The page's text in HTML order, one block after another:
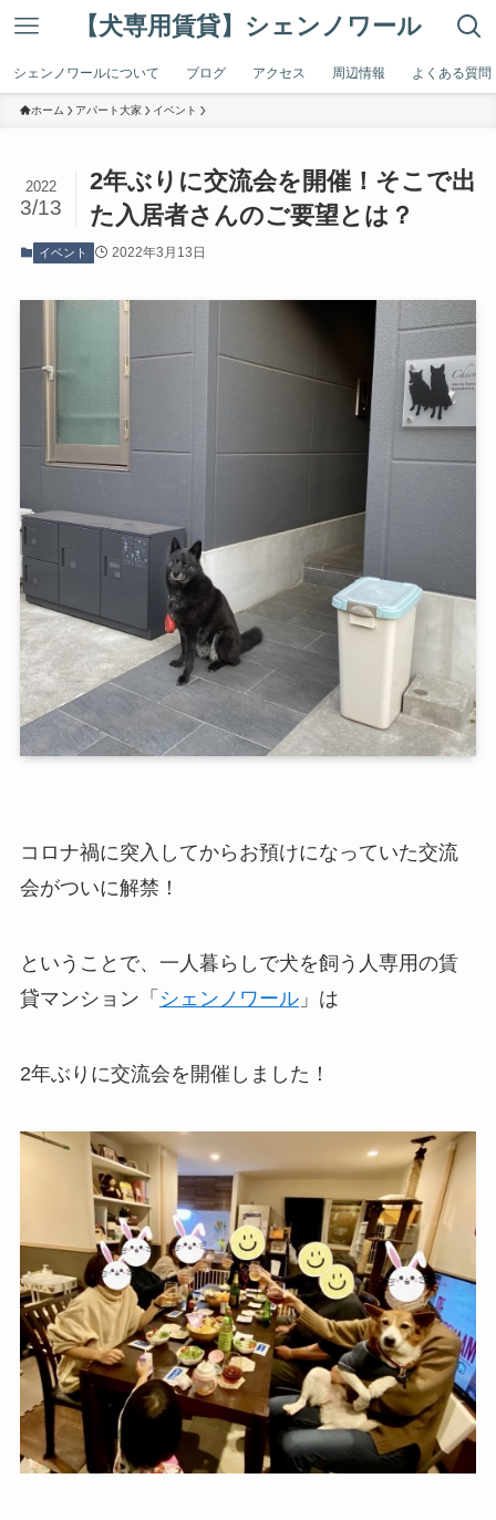
【犬専用賃貸】シェンノワール
シェンノワールについて ブログ アクセス 周辺情報 よくある質問
ホーム アパート大家 イベント
2年ぶりに交流会を開催！そこで出
た入居者さんのご要望とは？
2022
3/13
イベント 2022年3月13日
コロナ禍に突入してからお預けになっていた交流
会がついに解禁！
ということで、一人暮らしで犬を飼う人専用の賃
貸マンション「 シェンノワール」は
2年ぶりに交流会を開催しました！